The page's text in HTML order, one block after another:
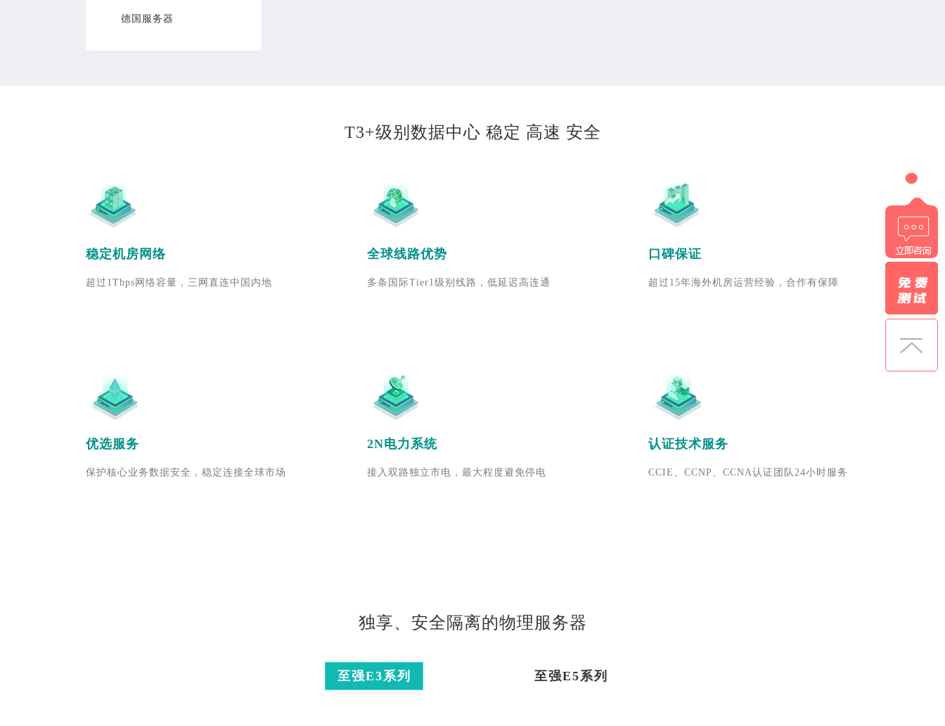
德国服务器
T3+级别数据中心 稳定 高速 安全
稳定机房网络
超过1Tbps网络容量，三网直连中国内地
全球线路优势
多条国际Tier1级别线路，低延迟高连通
口碑保证
超过15年海外机房运营经验，合作有保障
优选服务
保护核心业务数据安全，稳定连接全球市场
2N电力系统
接入双路独立市电，最大程度避免停电
认证技术服务
CCIE、CCNP、CCNA认证团队24小时服务
独享、安全隔离的物理服务器
至强E3系列 至强E5系列